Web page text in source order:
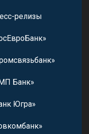
релизы
Банк»
Югра»